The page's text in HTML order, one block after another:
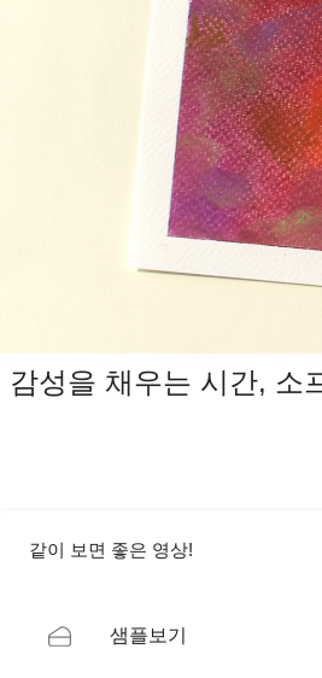
감성을 채우는 시간, 소
같이 보면 좋은 영상!
샘플보기